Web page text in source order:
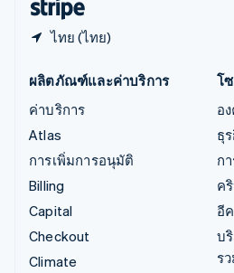
ไทย (ไทย)
ผลิตภัณฑ์และค่าบริการ
ค่าบริการ
Atlas
การเพิ่มการอนุมัติ
Billing
Capital
Checkout
Climate
โ
อ
ธุ
ก
ค
อี
บ
ร